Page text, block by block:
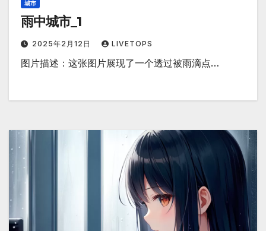
城市
雨中城市_1
2025年2月12日 LIVETOPS
图片描述：这张图片展现了一个透过被雨滴点…